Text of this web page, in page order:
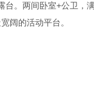
台。两间卧室+公卫
阔的活动平台。